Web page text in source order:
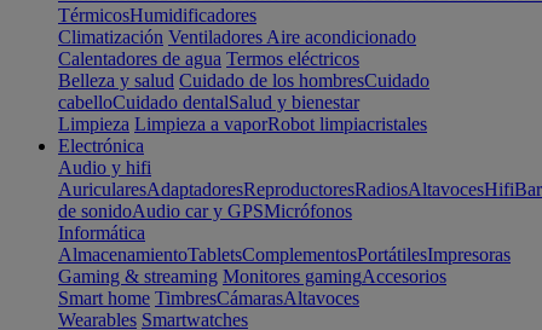
TérmicosHumidificadores
Climatización Ventiladores Aire acondicionado
Calentadores de agua Termos eléctricos
Belleza y salud Cuidado de los hombresCuidado
cabelloCuidado dentalSalud y bienestar
Limpieza Limpieza a vaporRobot limpiacristales
Electrónica
Audio y hifi
AuricularesAdaptadoresReproductoresRadiosAltavocesHifi
de sonidoAudio car y GPSMicrófonos
Informática
AlmacenamientoTabletsComplementosPortátilesImpresoras
Gaming & streaming Monitores gamingAccesorios
Smart home TimbresCámarasAltavoces
Wearables Smartwatches